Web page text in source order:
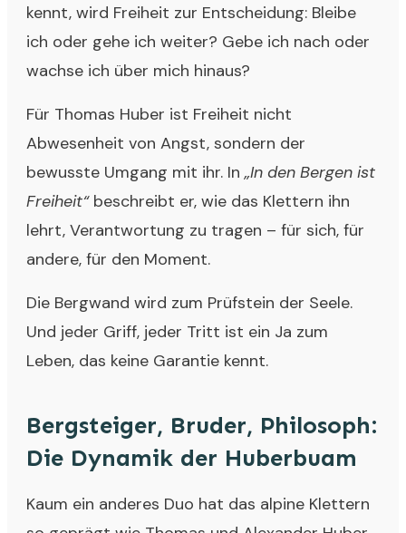
kennt, wird Freiheit zur Entscheidung: Bleibe
ich oder gehe ich weiter? Gebe ich nach oder
wachse ich über mich hinaus?
Für Thomas Huber ist Freiheit nicht
Abwesenheit von Angst, sondern der
bewusste Umgang mit ihr. In „In den Bergen ist
Freiheit“beschreibt er, wie das Klettern ihn
lehrt, Verantwortung zu tragen – für sich, für
andere, für den Moment.
Die Bergwand wird zum Prüfstein der Seele.
Und jeder Griff, jeder Tritt ist ein Ja zum
Leben, das keine Garantie kennt.
Bergsteiger, Bruder, Philosoph:
Die Dynamik der Huberbuam
Kaum ein anderes Duo hat das alpine Klettern